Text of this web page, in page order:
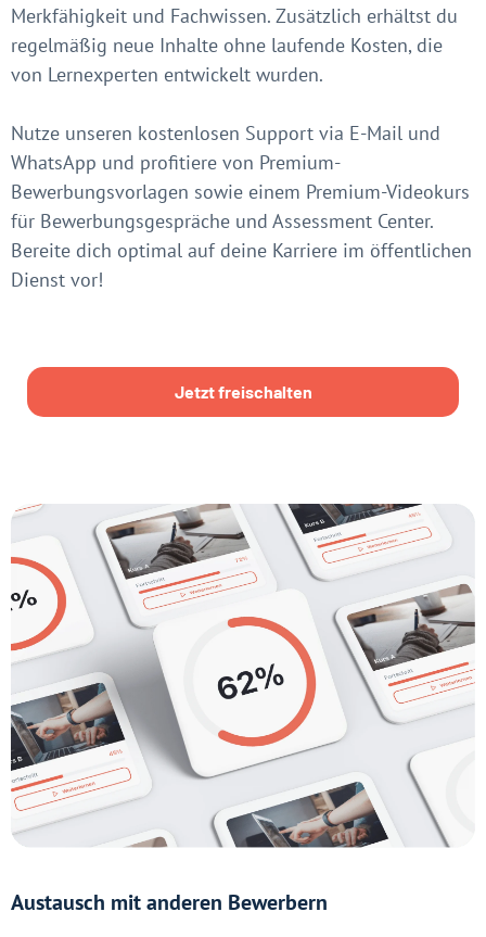
Merkfähigkeit und Fachwissen. Zusätzlich erhältst du
regelmäßig neue Inhalte ohne laufende Kosten, die
von Lernexperten entwickelt wurden.
Nutze unseren kostenlosen Support via E-Mail und
WhatsApp und profitiere von Premium-
Bewerbungsvorlagen sowie einem Premium-Videokurs
für Bewerbungsgespräche und Assessment Center.
Bereite dich optimal auf deine Karriere im öffentlichen
Dienst vor!
Jetzt freischalten
Austausch mit anderen Bewerbern